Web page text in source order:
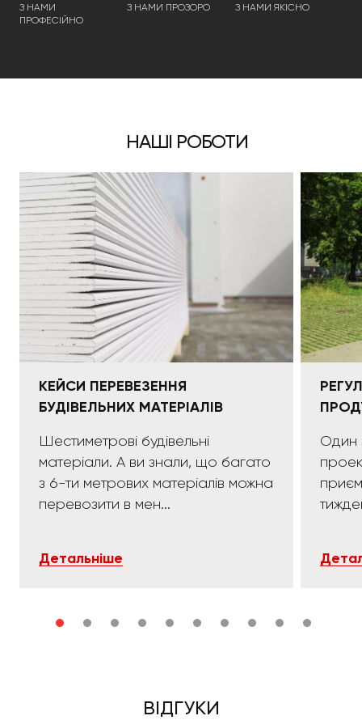
З НАМИ
ПРОФЕСІЙНО
З НАМИ ПРОЗОРО З НАМИ ЯКІСНО
НАШІ РОБОТИ
КЕЙСИ ПЕРЕВЕЗЕННЯ
БУДІВЕЛЬНИХ МАТЕРІАЛІВ
Шестиметрові будівельні
матеріали. А ви знали, що багато
з 6-ти метрових матеріалів можна
перевозити в мен...
Детальніше
Один
приємних:)).
ВІДГУКИ